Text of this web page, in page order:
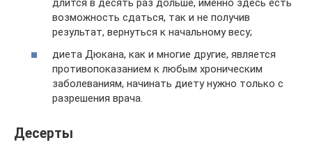
длится в десять раз дольше, именно здесь есть
возможность сдаться, так и не получив
результат, вернуться к начальному весу;
диета Дюкана, как и многие другие, является
противопоказанием к любым хроническим
заболеваниям, начинать диету нужно только с
разрешения врача.
Десерты